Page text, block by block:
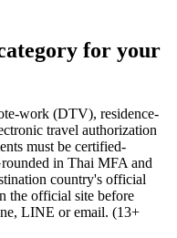
for your
work (DTV), residence-
travel authorization
must be certified-
in Thai MFA and
country's official
the official site before
LINE or email. (13+